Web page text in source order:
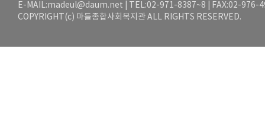
E-MAIL:madeul@daum.net | TEL:02-971-8387~8 | FAX:02-976-
COPYRIGHT(c) 마들종합사회복지관 ALL RIGHTS RESERVED.